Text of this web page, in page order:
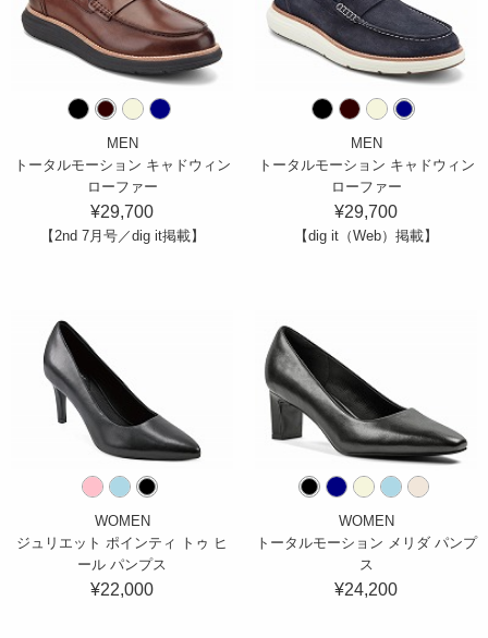
MEN
トータルモーション キャドウィン
ローファー
¥29,700
【2nd 7月号／dig it掲載】
MEN
トータルモーション キャドウィン
ローファー
¥29,700
【dig it（Web）掲載】
WOMEN
ジュリエット ポインティ トゥ ヒ
ール パンプス
¥22,000
WOMEN
トータルモーション メリダ パンプ
ス
¥24,200